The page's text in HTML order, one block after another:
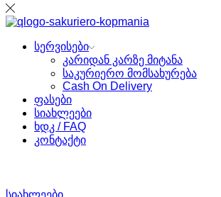
სერვისები
კარიდან კარზე მიტანა
საკურიერო მომსახურება
Cash On Delivery
ფასები
სიახლეები
ხდკ / FAQ
კონტაქტი
სიახლეები